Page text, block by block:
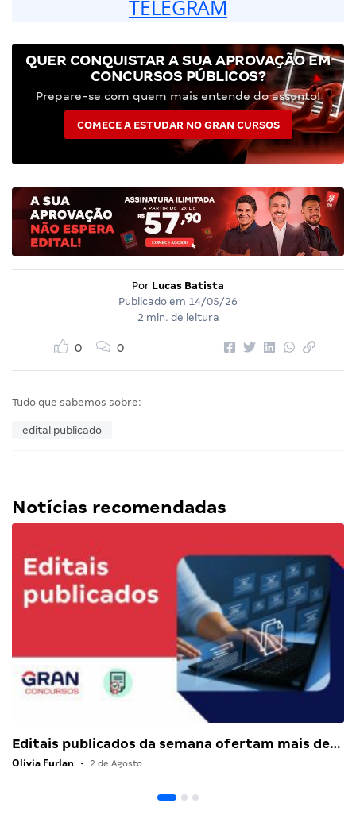
TELEGRAM
QUER CONQUISTAR A SUA APROVAÇÃO EM
CONCURSOS PÚBLICOS?
Prepare-se com quem mais entende do assunto!
COMECE A ESTUDAR NO GRAN CURSOS
Por Lucas Batista
Publicado em 14/05/26
2 min. de leitura
0 0
Tudo que sabemos sobre:
edital publicado
Notícias recomendadas
Editais publicados da semana ofertam mais de…
Olivia Furlan • 2 de Agosto